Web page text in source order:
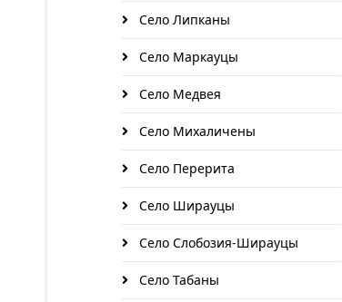
Село Липканы
Село Маркауцы
Село Медвея
Село Михаличены
Село Перерита
Село Ширауцы
Село Слобозия-Ширауцы
Село Табаны